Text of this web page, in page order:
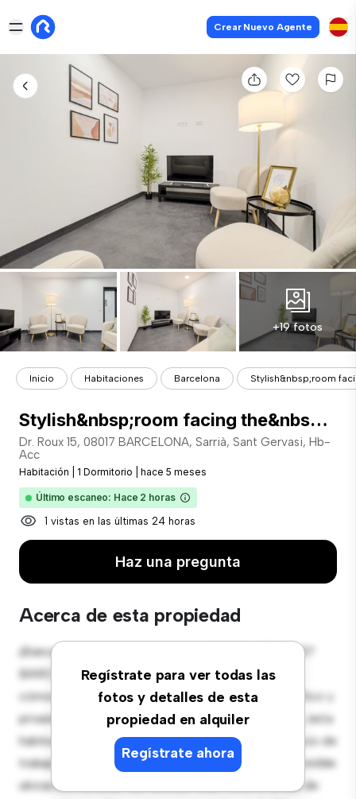
Crear Nuevo Agente
+19 fotos
Inicio Habitaciones Barcelona Stylish&nbsp;room
Stylish&nbsp;room facing the&nbsp;private garden in Sarrià
Dr. Roux 15, 08017 BARCELONA, Sarrià, Sant Gervasi, Hb-
Acc
Habitación 1 Dormitorio hace 5 meses
Último escaneo: Hace 2 horas
1 vistas en las últimas 24 horas
Haz una pregunta
Acerca de esta propiedad
Regístrate para ver todas las
fotos y detalles de esta
propiedad en alquiler
Regístrate ahora
¡Bienvenido a tu nueva estancia en Dr. Roux 15, 08017
BARCELONA, Sarrià, Sant Gervasi, Hb-Acc! Esta
cómoda habitación ofrece un espacio de vida pacífico y
privado. Amueblada con lo esencial para tu disfrute, esta
habitación proporciona una cama cómoda, un espacio de
trabajo y soluciones de almacenamiento. Con su increíble
ubicación, tendrás fácil acceso a servicios y zonas de